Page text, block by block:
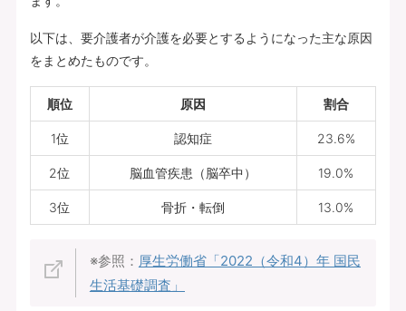
以下は、要介護者が介護を必要とするようになった主な原因
をまとめたものです。
順位 原因 割合
1位 認知症 23.6%
2位 脳血管疾患（脳卒中） 19.0%
3位 骨折・転倒 13.0%
※参照： 厚生労働省「2022（令和4）年 国民
生活基礎調査」